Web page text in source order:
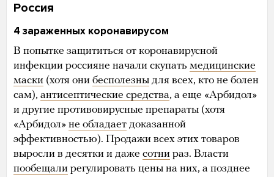
Россия
4 зараженных коронавирусом
В попытке защититься от коронавирусной
инфекции россияне начали скупать медицинские
маски (хотя они бесполезны для всех, кто не болен
сам), антисептические средства, а еще «Арбидол»
и другие противовирусные препараты (хотя
«Арбидол» не обладает доказанной
эффективностью). Продажи всех этих товаров
выросли в десятки и даже сотни раз. Власти
пообещали регулировать цены на них, а позднее